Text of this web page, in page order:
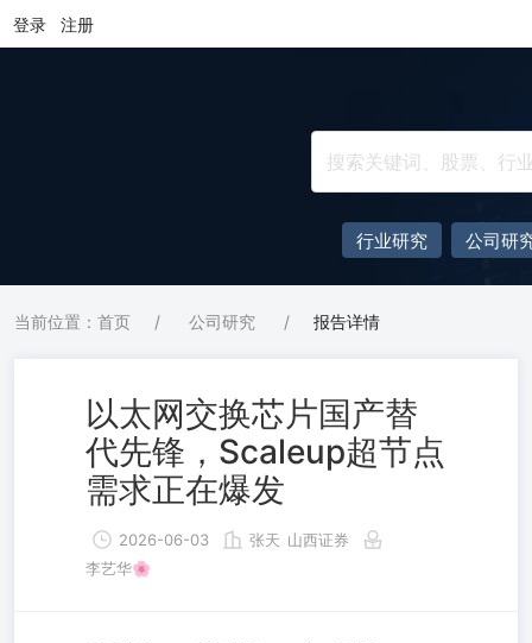
登录 注册
行业研究 公司研
当前位置：首页 / 公司研究 / 报告详情
以太网交换芯片国产替
代先锋，Scaleup超节点
需求正在爆发
2026-06-03 张天 山西证券
李艺华🌸